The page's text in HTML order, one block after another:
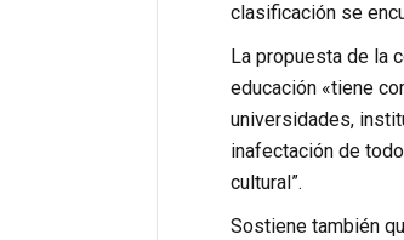
clasificación se
La propuesta de la
educación «tiene
universidades,
inafectación de
cultural”.
Sostiene también